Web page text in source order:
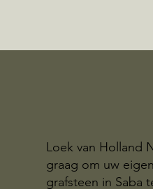
Loek van Holland
graag om uw
grafsteen in Saba